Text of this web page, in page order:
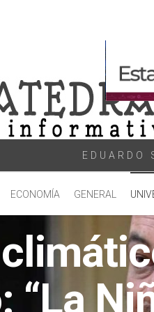
EDUARDO
ECONOMÍA GENERAL